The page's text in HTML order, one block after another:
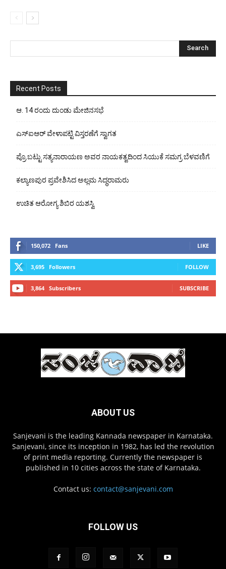
Recent Posts
ಆ. 14 ರಂದು ದುಂಡು ಮೇಜಿನಸಭೆ
ಎಸ್‍ಐಆರ್ ವೇಳಾಪಟ್ಟಿ ವಿಸ್ತರಣೆಗೆ ಸ್ವಾಗತ
ಪ್ರೊ.ಬಟ್ಟು ಸತ್ಯನಾರಾಯಣ ಅವರ ನಾಯಕತ್ವದಿಂದ ಸಿಯುಕೆ ಸಮಗ್ರ ಬೆಳವಣಿಗೆ
ಕಲ್ಯಾಣಪುರ ಪ್ರವೇಶಿಸಿದ ಅಲ್ಲಮ ಸಿದ್ಧರಾಮರು
ಉಚಿತ ಆರೋಗ್ಯ ಶಿಬಿರ ಯಶಸ್ವಿ
150,072 Fans LIKE
3,695 Followers FOLLOW
3,864 Subscribers SUBSCRIBE
ABOUT US
Sanjevani is the leading Kannada newspaper in Karnataka.
Sanjevani, since its inception in 1982, has led the revolution
of print media reporting. Currently the newspaper is
published in 10 cities across the state of Karnataka.
Contact us: contact@sanjevani.com
FOLLOW US